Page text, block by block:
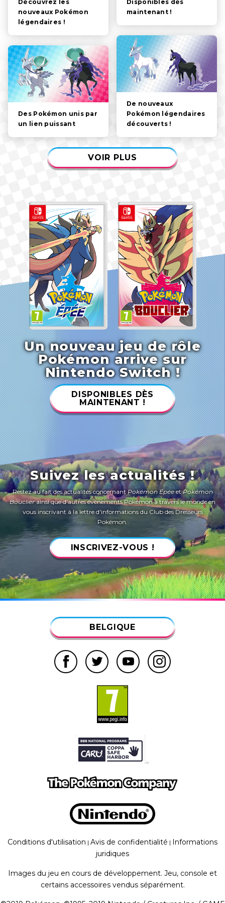
PERSONNAGES
MÉCANIQUES DE JEU
VIDÉOS
Découvrez les
nouveaux Pokémon
légendaires !
Disponibles dès
maintenant !
De nouveaux
Pokémon légendaires
découverts !
Des Pokémon unis par
un lien puissant
VOIR PLUS
Un nouveau jeu de rôle
Pokémon arrive sur
Nintendo Switch !
DISPONIBLES DÈS
MAINTENANT !
Suivez les actualités !
Restez au fait des actualités concernantPokémon ÉpéeetPokémon
Bouclierainsi que d'autres évènements Pokémon à travers le monde en
vous inscrivant à la lettre d'informations du Club des Dresseurs
Pokémon.
INSCRIVEZ-VOUS !
BELGIQUE
Conditions d'utilisation | Avis de confidentialité | Informations
juridiques
Images du jeu en cours de développement. Jeu, console et
certains accessoires vendus séparément.